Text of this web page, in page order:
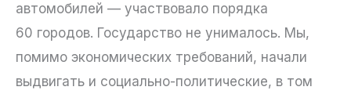
автомобилей — участвовало порядка
60 городов. Государство не унималось. Мы,
помимо экономических требований, начали
выдвигать и социально-политические, в том